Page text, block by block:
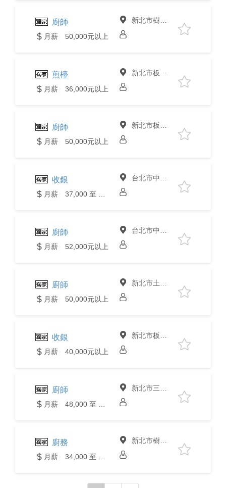
廚師
月薪 50,000元以上
新北市樹林區
煎檯
月薪 36,000元以上
新北市板橋區
廚師
月薪 50,000元以上
新北市板橋區
收銀 台北市中山區
廚師
月薪 52,000元以上
台北市中山區
廚師
月薪 50,000元以上
新北市土城區
收銀
月薪 40,000元以上
新北市板橋區
廚師 新北市三峽區
廚務 新北市樹林區